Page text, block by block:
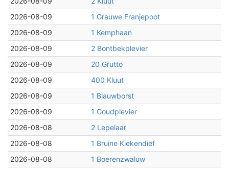
2026-08-09
1 Grauwe Franjepoot
2026-08-09
1 Kemphaan
2026-08-09
2 Bontbekplevier
2026-08-09
20 Grutto
2026-08-09
400 Kluut
2026-08-09
1 Blauwborst
2026-08-09
1 Goudplevier
2026-08-08
2 Lepelaar
2026-08-08
1 Bruine Kiekendief
2026-08-08
1 Boerenzwaluw